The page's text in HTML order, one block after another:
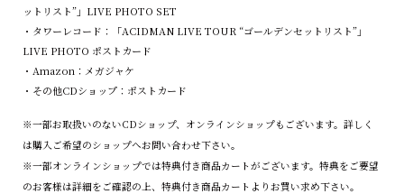
ットリスト”」LIVE PHOTO SET
・タワーレコード：「ACIDMAN LIVE TOUR “ゴールデンセットリスト”」
LIVE PHOTO ポストカード
・Amazon：メガジャケ
・その他CDショップ：ポストカード
※一部お取扱いのないCDショップ、オンラインショップもございます。詳しく
は購入ご希望のショップへお問い合わせ下さい。
※一部オンラインショップでは特典付き商品カートがございます。特典をご要望
のお客様は詳細をご確認の上、特典付き商品カートよりお買い求め下さい。